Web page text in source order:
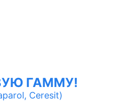
ГАММУ!
Ceresit)